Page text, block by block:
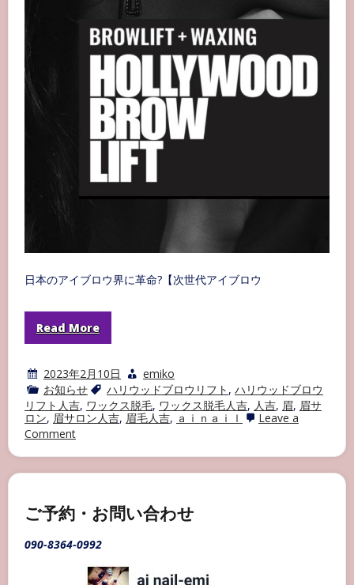
日本のアイブロウ界に革命?【次世代アイブロウ
Read More
2023年2月10日
emiko
お知らせ
ハリウッドブロウリフト , ハリウッドブロウ
リフト人吉, ワックス脱毛, ワックス脱毛人吉, 人吉, 眉, 眉サ
ロン, 眉サロン人吉, 眉毛人吉, ａｉｎａｉｌ
Leave a
Commenton
リ
ウ
ブ
リ
ご予約・お問い合わせ
090-8364-0992